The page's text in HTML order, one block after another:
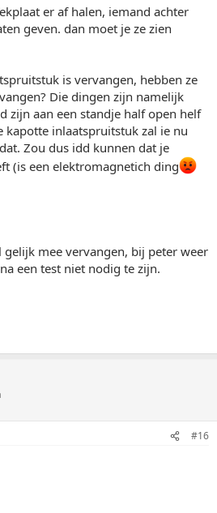
er af halen, iemand achter
geven. dan moet je ze zien
is vervangen, hebben ze
Die dingen zijn namelijk
zijn aan een standje half open helf
kapotte inlaatspruitstuk zal ie nu
Zou dus idd kunnen dat je
(is een elektromagnetich ding
mee vervangen, bij peter weer
een test niet nodig te zijn.
#16